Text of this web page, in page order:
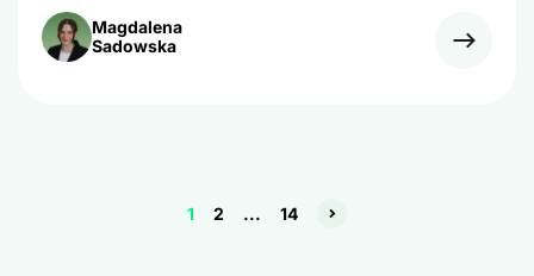
Magdalena
Sadowska
1 2 ... 14